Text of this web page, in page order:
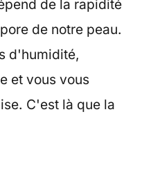
de la rapidité
de notre peau.
d'humidité,
et vous vous
C'est là que la